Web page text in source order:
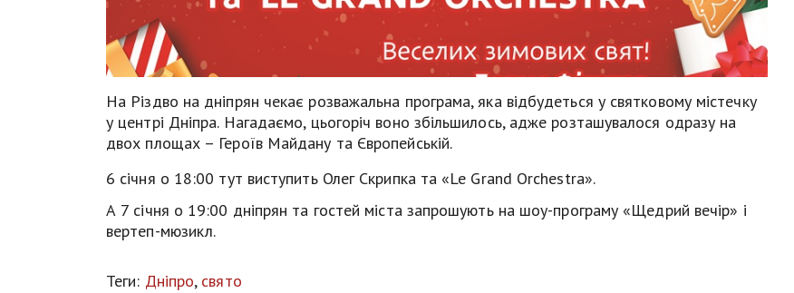
На Різдво на дніпрян чекає розважальна програма, яка відбудеться у святковому містечку
у центрі Дніпра. Нагадаємо, цьогоріч воно збільшилось, адже розташувалося одразу на
двох площах – Героїв Майдану та Європейській.
6 січня о 18:00 тут виступить Олег Скрипка та «Le Grand Orchestra».
А 7 січня о 19:00 дніпрян та гостей міста запрошують на шоу-програму «Щедрий вечір» і
вертеп-мюзикл.
Теги: Дніпро, свято